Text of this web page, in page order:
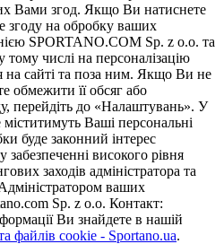
Вами згод. Якщо Ви натиснете
згоду на обробку ваших
SPORTANO.COM Sp. z o.o. та
числі на персоналізацію
на сайті та поза ним. Якщо Ви не
обмежити її обсяг або
перейдіть до «Налаштувань». У
Ваші персональні
буде законний інтерес
забезпеченні високого рівня
заходів адміністратора та
ваших
Sp. z o.o. Контакт:
Ви знайдете в нашій
файлів cookie - Sportano.ua.